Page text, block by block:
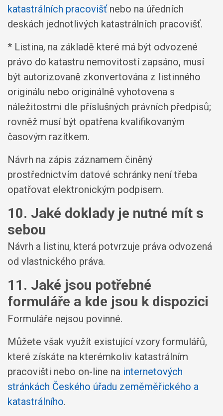
katastrálních pracovišťnebo na úředních
deskách jednotlivých katastrálních pracovišť.
* Listina, na základě které má být odvozené
právo do katastru nemovitostí zapsáno, musí
být autorizovaně zkonvertována z listinného
originálu nebo originálně vyhotovena s
náležitostmi dle příslušných právních předpisů;
rovněž musí být opatřena kvalifikovaným
časovým razítkem.
Návrh na zápis záznamem činěný
prostřednictvím datové schránky není třeba
opatřovat elektronickým podpisem.
10. Jaké doklady je nutné mít s
sebou
Návrh a listinu, která potvrzuje práva odvozená
od vlastnického práva.
11. Jaké jsou potřebné
formuláře a kde jsou k dispozici
Formuláře nejsou povinné.
Můžete však využít existující vzory formulářů,
které získáte na kterémkoliv katastrálním
pracovišti nebo on-line na internetových
stránkách Českého úřadu zeměměřického a
katastrálního.